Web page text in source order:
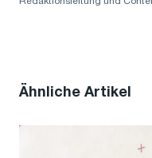
Ähnliche Artikel